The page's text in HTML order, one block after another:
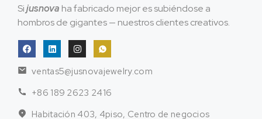
Sijusnova ha fabricado mejor es subiéndose a
hombros de gigantes — nuestros clientes creativos.
ventas5@jusnovajewelry.com
+86 189 2623 2416
Habitación 403, 4piso, Centro de negocios